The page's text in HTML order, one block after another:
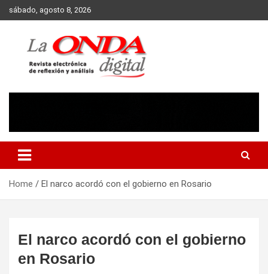
Skip
to
sábado, agosto 8, 2026
Home El narco acordó con el gobierno en Rosario
El narco acordó con el gobierno
en Rosario